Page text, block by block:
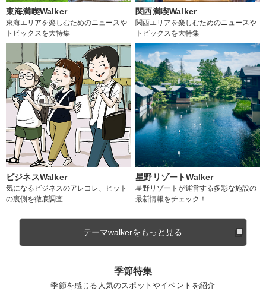
東海満喫Walker
東海エリアを楽しむためのニュースや
トピックスを大特集
関西満喫Walker
関西エリアを楽しむためのニュースや
トピックスを大特集
ビジネスWalker
気になるビジネスのアレコレ、ヒット
の裏側を徹底調査
星野リゾートWalker
星野リゾートが運営する多彩な施設の
最新情報をチェック！
テーマwalkerをもっと見る
季節特集
季節を感じる人気のスポットやイベントを紹介